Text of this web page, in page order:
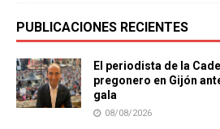
PUBLICACIONES RECIENTES
El periodista de la
pregonero en Gijón
gala
08/08/2026